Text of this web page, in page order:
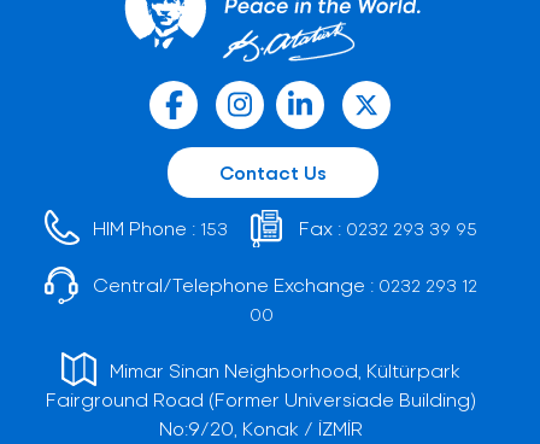
Contact Us
HIM Phone : 153 Fax : 0232 293 39 95
Central/Telephone Exchange : 0232 293 12
00
Mimar Sinan Neighborhood, Kültürpark
Fairground Road (Former Universiade Building)
No:9/20, Konak / İZMİR